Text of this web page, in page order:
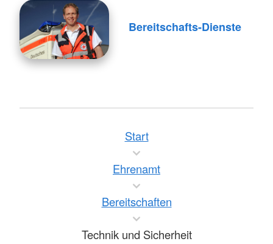
Bereitschafts-Dienste
Start
Ehrenamt
Bereitschaften
Technik und Sicherheit